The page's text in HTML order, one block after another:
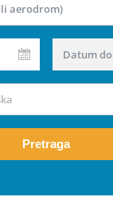
aerodrom)
Datum do
Pretraga